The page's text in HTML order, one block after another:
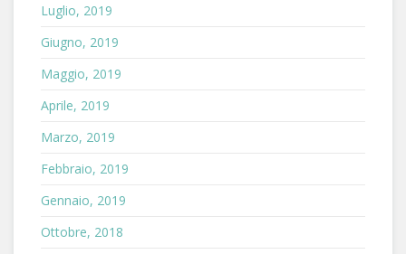
Luglio, 2019
Giugno, 2019
Maggio, 2019
Aprile, 2019
Marzo, 2019
Febbraio, 2019
Gennaio, 2019
Ottobre, 2018